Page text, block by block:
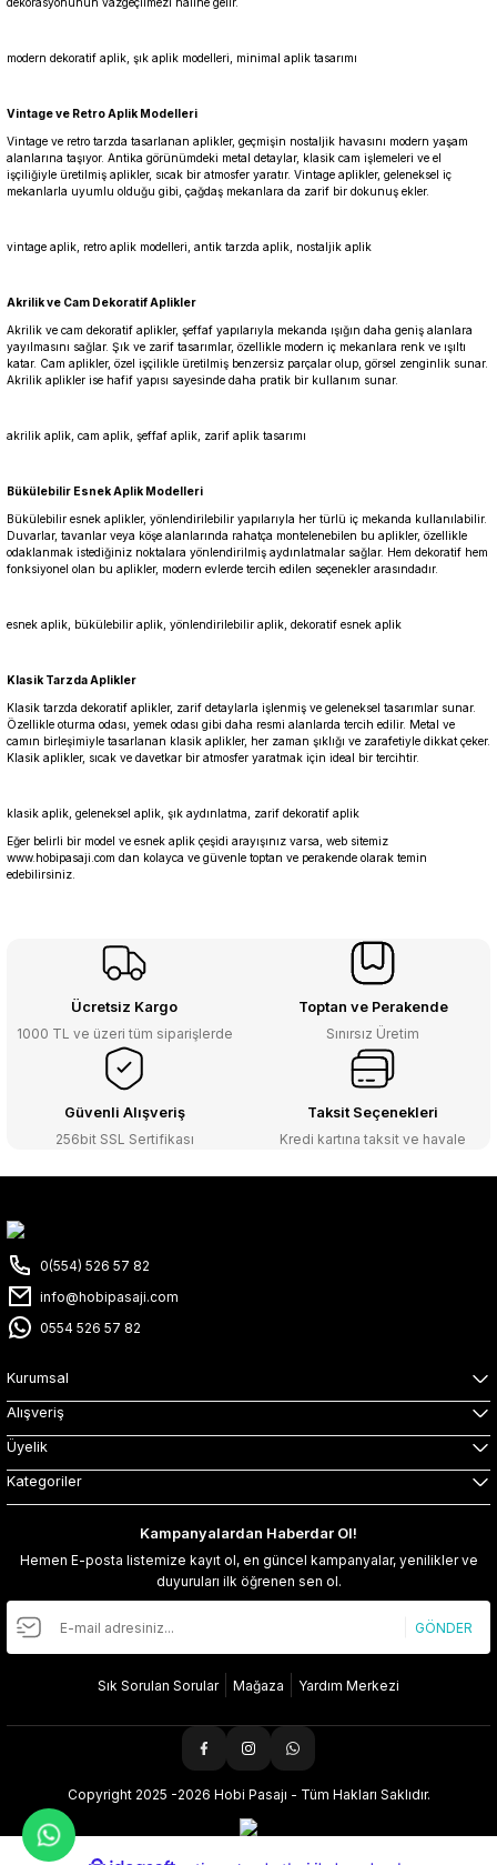
modern dekoratif aplik, şık aplik modelleri, minimal aplik tasarımı
Vintage ve Retro Aplik Modelleri
Vintage ve retro tarzda tasarlanan aplikler, geçmişin nostaljik havasını modern yaşam
alanlarına taşıyor. Antika görünümdeki metal detaylar, klasik cam işlemeleri ve el
işçiliğiyle üretilmiş aplikler, sıcak bir atmosfer yaratır. Vintage aplikler, geleneksel iç
mekanlarla uyumlu olduğu gibi, çağdaş mekanlara da zarif bir dokunuş ekler.
vintage aplik, retro aplik modelleri, antik tarzda aplik, nostaljik aplik
Akrilik ve Cam Dekoratif Aplikler
Akrilik ve cam dekoratif aplikler, şeffaf yapılarıyla mekanda ışığın daha geniş alanlara
yayılmasını sağlar. Şık ve zarif tasarımlar, özellikle modern iç mekanlara renk ve ışıltı
katar. Cam aplikler, özel işçilikle üretilmiş benzersiz parçalar olup, görsel zenginlik sunar.
Akrilik aplikler ise hafif yapısı sayesinde daha pratik bir kullanım sunar.
akrilik aplik, cam aplik, şeffaf aplik, zarif aplik tasarımı
Bükülebilir Esnek Aplik Modelleri
Bükülebilir esnek aplikler, yönlendirilebilir yapılarıyla her türlü iç mekanda kullanılabilir.
Duvarlar, tavanlar veya köşe alanlarında rahatça montelenebilen bu aplikler, özellikle
odaklanmak istediğiniz noktalara yönlendirilmiş aydınlatmalar sağlar. Hem dekoratif hem
fonksiyonel olan bu aplikler, modern evlerde tercih edilen seçenekler arasındadır.
esnek aplik, bükülebilir aplik, yönlendirilebilir aplik, dekoratif esnek aplik
Klasik Tarzda Aplikler
Klasik tarzda dekoratif aplikler, zarif detaylarla işlenmiş ve geleneksel tasarımlar sunar.
Özellikle oturma odası, yemek odası gibi daha resmi alanlarda tercih edilir. Metal ve
camın birleşimiyle tasarlanan klasik aplikler, her zaman şıklığı ve zarafetiyle dikkat çeker.
Klasik aplikler, sıcak ve davetkar bir atmosfer yaratmak için ideal bir tercihtir.
klasik aplik, geleneksel aplik, şık aydınlatma, zarif dekoratif aplik
Eğer belirli bir model ve esnek aplik çeşidi arayışınız varsa, web sitemiz
www.hobipasaji.com dan kolayca ve güvenle toptan ve perakende olarak temin
edebilirsiniz.
Ücretsiz Kargo
1000 TL ve üzeri tüm siparişlerde
Toptan ve Perakende
Sınırsız Üretim
Güvenli Alışveriş
256bit SSL Sertifikası
Taksit Seçenekleri
Kredi kartına taksit ve havale
0(554) 526 57 82
info@hobipasaji.com
0554 526 57 82
Kurumsal
Alışveriş
Üyelik
Kategoriler
Kampanyalardan Haberdar Ol!
Hemen E-posta listemize kayıt ol, en güncel kampanyalar, yenilikler ve
duyuruları ilk öğrenen sen ol.
GÖNDER
Sık Sorulan Sorular Mağaza Yardım Merkezi
Copyright 2025 -2026 Hobi Pasajı - Tüm Hakları Saklıdır.